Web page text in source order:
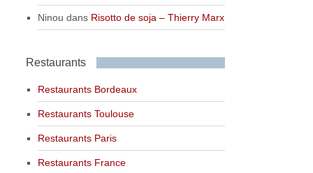
Ninou dans Risotto de soja – Thierry Marx
Restaurants
Restaurants Bordeaux
Restaurants Toulouse
Restaurants Paris
Restaurants France